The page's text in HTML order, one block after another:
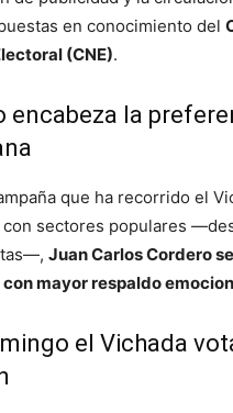
en conocimiento del
(CNE).
encabeza la
que ha recorrido el
sectores populares
Juan Carlos Cordero
mayor respaldo
el Vichada